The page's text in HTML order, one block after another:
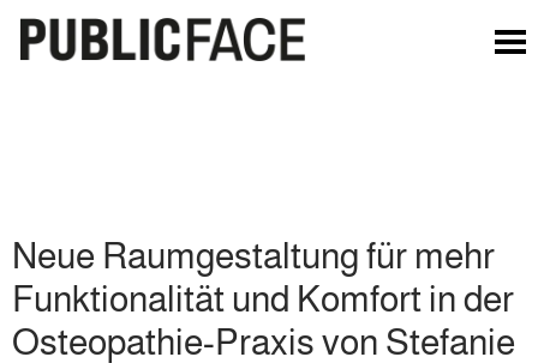
Neue Raumgestaltung für mehr
Funktionalität und Komfort in der
Osteopathie-Praxis von Stefanie